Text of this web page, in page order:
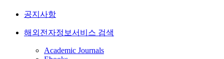
공지사항
해외전자정보서비스 검색
Academic Journals